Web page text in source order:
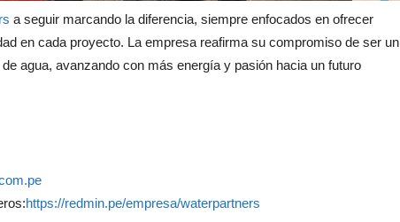
a seguir marcando la diferencia, siempre enfocados en ofrecer
en cada proyecto. La empresa reafirma su compromiso de ser un
agua, avanzando con más energía y pasión hacia un futuro
https://redmin.pe/empresa/waterpartners